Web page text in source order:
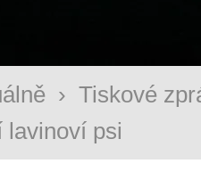
› Tiskové
lavinoví psi